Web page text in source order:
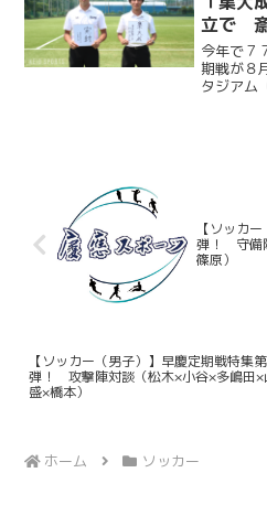
立で
クラシ
今年で７
期戦が８
タジアム
【ソッカ
弾！ 守備
篠原）
【ソッカー（男子）】早慶定期戦特集
弾！ 攻撃陣対談（松木×小谷×多嶋田×
盛×橋本）
ホーム ソッカー